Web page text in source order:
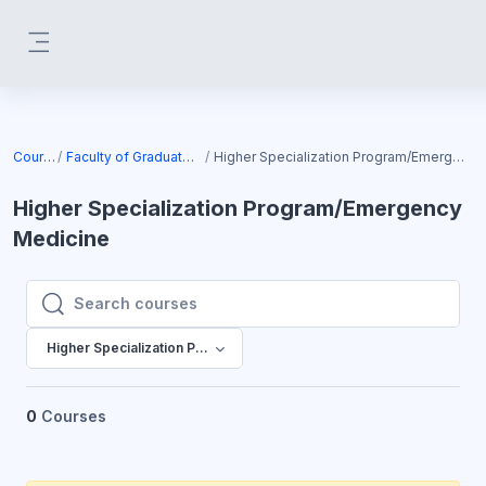
Courses Faculty of Graduate Studies Higher Specialization Program/Emergency Medicine
Higher Specialization Program/Emergency
Medicine
Search courses
Search courses
Higher Specialization Program/Emergency Medicine
0 Courses